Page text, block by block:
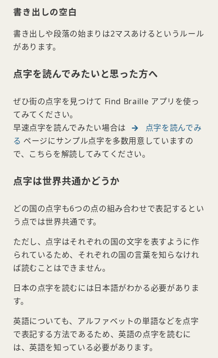
書き出しの空白
書き出しや段落の始まりは2マスあけるというルール
があります。
点字を読んでみたいと思った方へ
ぜひ街の点字を見つけて Find Braille アプリを使っ
てみてください。
早速点字を読んでみたい場合は
点字を読んでみ
る ページにサンプル点字を多数用意していますの
で、こちらを解読してみてください。
点字は世界共通かどうか
どの国の点字も6つの点の組み合わせで表記するとい
う点では世界共通です。
ただし、点字はそれぞれの国の文字を表すように作
られているため、それぞれの国の言葉を知らなけれ
ば読むことはできません。
日本の点字を読むには日本語がわかる必要がありま
す。
英語についても、アルファベットの単語などを点字
で表記する方法であるため、英語の点字を読むに
は、英語を知っている必要があります。